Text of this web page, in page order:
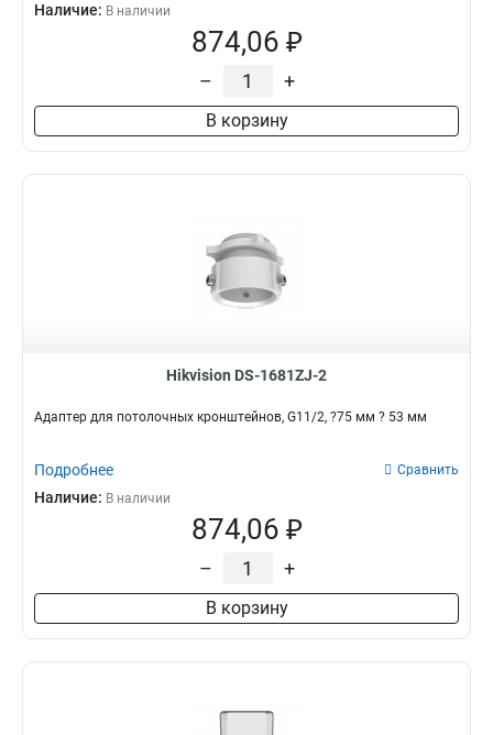
Наличие: В наличии
874,06 ₽
– +
В корзину
Hikvision DS-1681ZJ-2
Адаптер для потолочных кронштейнов, G11/2, ?75 мм ? 53 мм
Подробнее Сравнить
Наличие: В наличии
874,06 ₽
– +
В корзину